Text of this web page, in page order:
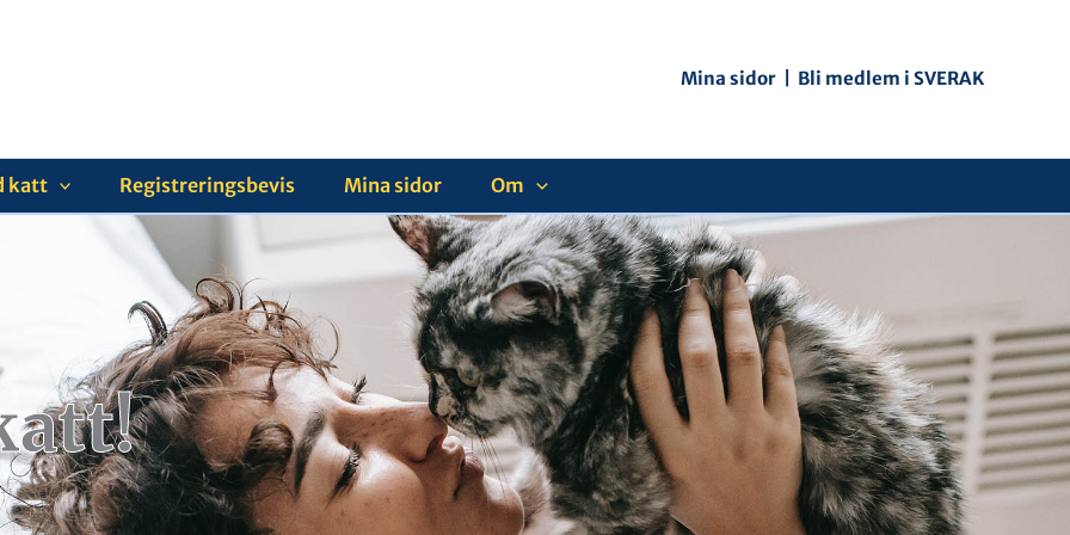
Mina sidor Bli medlem i SVERAK
katt Registreringsbevis Mina sidor Om